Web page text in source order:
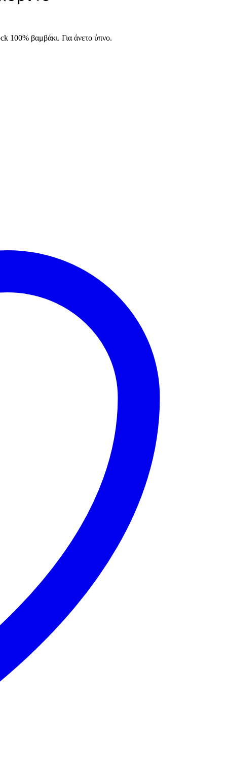
100% βαμβάκι. Για άνετο ύπνο.